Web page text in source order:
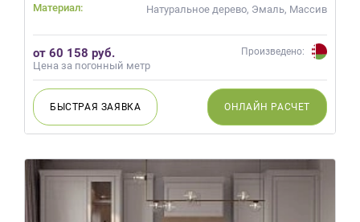
Материал: Натуральное дерево, Эмаль, Массив
от 60 158 руб.
Цена за погонный метр
Произведено:
БЫСТРАЯ ЗАЯВКА ОНЛАЙН РАСЧЕТ